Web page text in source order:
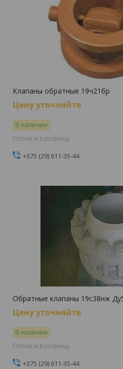
Клапаны обратные 19ч21бр
Цену уточняйте
В наличии
Оптом и в розницу
+375 (29) 611-35-44
Обратные клапаны 19с38нж
Цену уточняйте
В наличии
Оптом и в розницу
+375 (29) 611-35-44